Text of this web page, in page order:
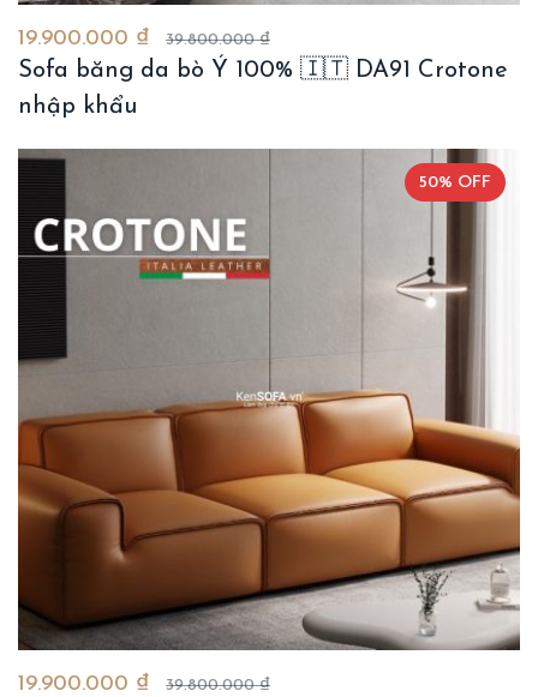
19.900.000 ₫ 39.800.000 ₫
Sofa băng da bò Ý 100% 🇮🇹 DA91 Crotone
nhập khẩu
50% OFF
19.900.000 ₫ 39.800.000 ₫